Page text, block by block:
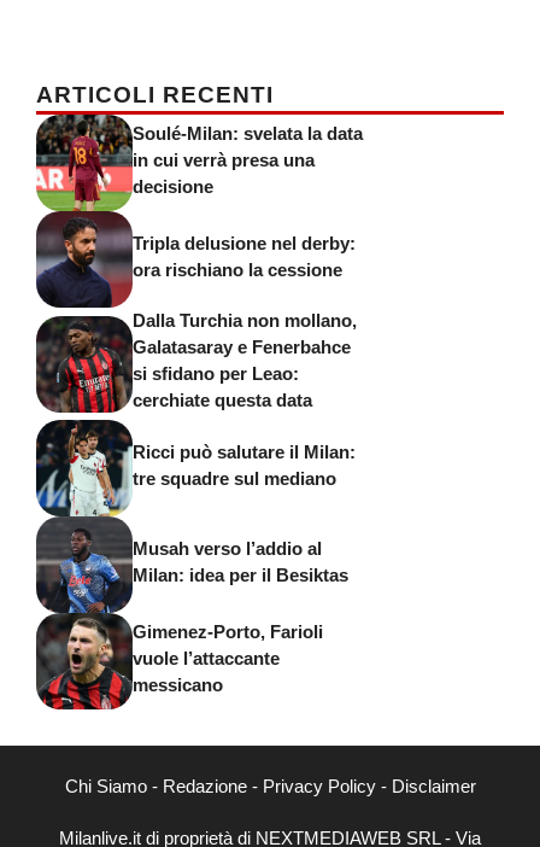
ARTICOLI RECENTI
Soulé-Milan: svelata la data
in cui verrà presa una
decisione
Tripla delusione nel derby:
ora rischiano la cessione
Dalla Turchia non mollano,
Galatasaray e Fenerbahce
si sfidano per Leao:
cerchiate questa data
Ricci può salutare il Milan:
tre squadre sul mediano
Musah verso l’addio al
Milan: idea per il Besiktas
Gimenez-Porto, Farioli
vuole l’attaccante
messicano
Chi Siamo- Redazione- Privacy Policy- Disclaimer
Milanlive.it di proprietà di NEXTMEDIAWEB SRL - Via